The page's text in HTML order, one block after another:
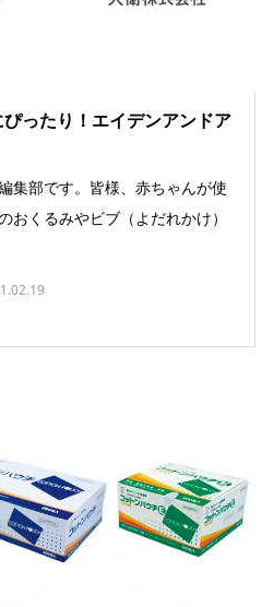
ぴったり！エイデンアンドア
集部です。皆様、赤ちゃんが使
おくるみやビブ（よだれかけ）